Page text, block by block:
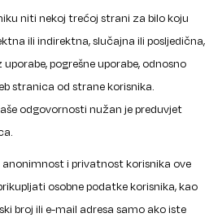
niti nekoj trećoj strani za bilo koju
ili indirektna, slučajna ili posljedična,
pogrešne uporabe, odnosno
stranica od strane korisnika.
odgovornosti nužan je preduvjet
anonimnost i privatnost korisnika ove
osobne podatke korisnika, kao
broj ili e-mail adresa samo ako iste